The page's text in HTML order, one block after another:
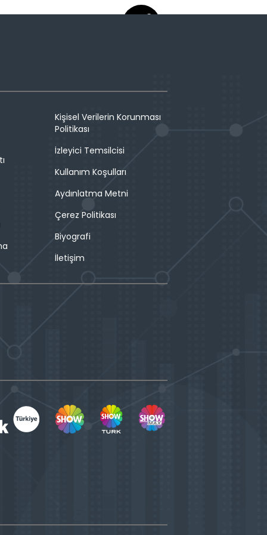
Kişisel Verilerin Korunması
Politikası
İzleyici Temsilcisi
Kullanım Koşulları
Aydınlatma Metni
Çerez Politikası
Biyografi
İletişim